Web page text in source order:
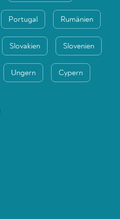
Portugal Rumänien
Slovakien Slovenien
Ungern Cypern